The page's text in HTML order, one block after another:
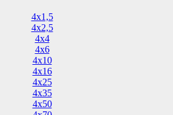
4х1,5
4х2,5
4х4
4х6
4х10
4х16
4х25
4х35
4х50